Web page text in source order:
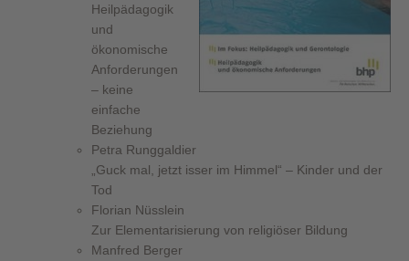
Heilpädagogik
und
ökonomische
Anforderungen
– keine
einfache
Beziehung
Petra Runggaldier
„Guck mal, jetzt isser im Himmel“ – Kinder und der
Tod
Florian Nüsslein
Zur Elementarisierung von religiöser Bildung
Manfred Berger